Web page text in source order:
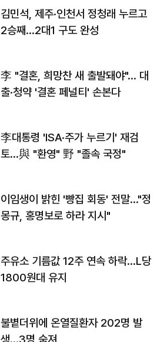
김민석, 제주·인천서 정청래 누르고
2승째…2대1 구도 완성
李 "결혼, 희망찬 새 출발돼야"… 대
출·청약 '결혼 페널티' 손본다
李대통령 'ISA·주가 누르기' 재검
토…與 "환영" 野 "졸속 국정"
이임생이 밝힌 '빵집 회동' 전말…"정
몽규, 홍명보로 하라 지시"
주유소 기름값 12주 연속 하락…L당
1800원대 유지
불볕더위에 온열질환자 202명 발
생…3명 숨져